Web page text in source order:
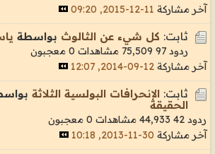
آخر مشاركة 11-12-2015, 09:20
ثابت: كل شيء عن الثالوث بواسطة
ردود 97 75,509 مشاهدات
0 معجبون
آخر مشاركة 12-09-2014, 12:07
ثابت: الإنحرافات البولسية الثلاثة
الحقيقة
ردود 42 44,933 مشاهدات
0 معجبون
آخر مشاركة 30-11-2013, 10:18